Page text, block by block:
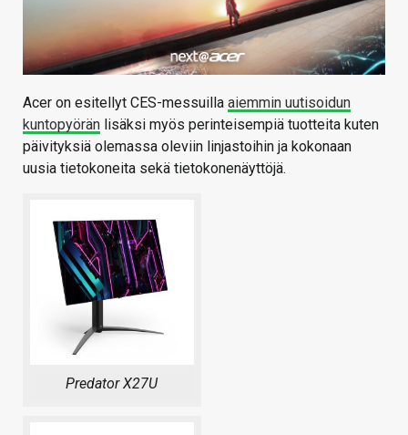
HAKU
Acer on esitellyt CES-messuilla aiemmin uutisoidun
kuntopyörän lisäksi myös perinteisempiä tuotteita kuten
päivityksiä olemassa oleviin linjastoihin ja kokonaan
uusia tietokoneita sekä tietokonenäyttöjä.
Predator X27U